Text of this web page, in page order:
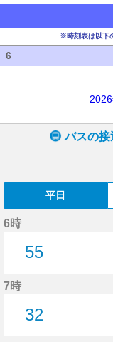
※時刻表は以下
6
バスの接
平日
6時
55
7時
32